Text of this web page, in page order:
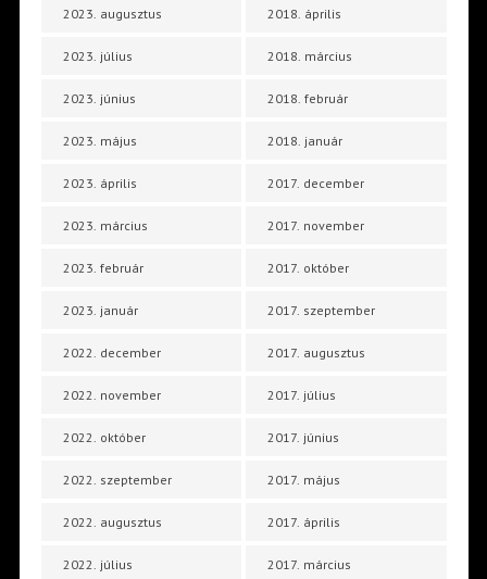
2023. augusztus
2023. július
2023. június
2023. május
2023. április
2023. március
2023. február
2023. január
2022. december
2022. november
2022. október
2022. szeptember
2022. augusztus
2022. július
2018. április
2018. március
2018. február
2018. január
2017. december
2017. november
2017. október
2017. szeptember
2017. augusztus
2017. július
2017. június
2017. május
2017. április
2017. március